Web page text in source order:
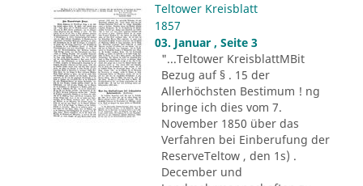
Teltower Kreisblatt
1857
03. Januar , Seite 3
"...Teltower KreisblattMBit
Bezug auf § . 15 der
Allerhöchsten Bestimum ! ng
bringe ich dies vom 7.
November 1850 über das
Verfahren bei Einberufung der
ReserveTeltow , den 1s) .
December und